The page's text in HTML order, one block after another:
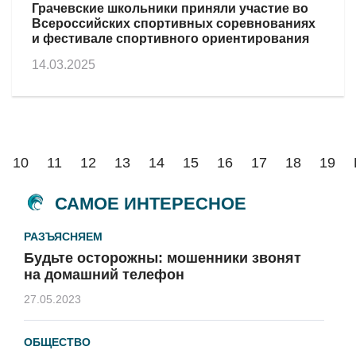
Грачевские школьники приняли участие во
Всероссийских спортивных соревнованиях
и фестивале спортивного ориентирования
14.03.2025
10 11 12 13 14 15 16 17 18 19
САМОЕ ИНТЕРЕСНОЕ
РАЗЪЯСНЯЕМ
Будьте осторожны: мошенники звонят
на домашний телефон
27.05.2023
ОБЩЕСТВО